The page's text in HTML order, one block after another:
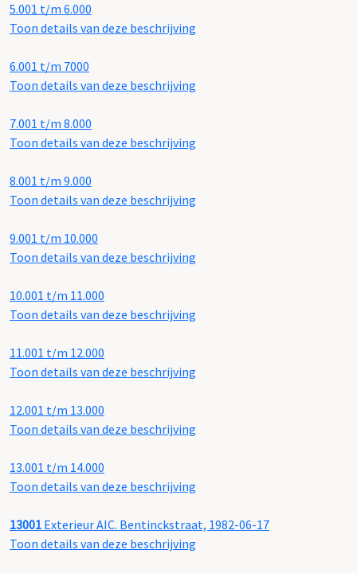
5.001 t/m 6.000
Toon details van deze beschrijving
6.001 t/m 7000
Toon details van deze beschrijving
7.001 t/m 8.000
Toon details van deze beschrijving
8.001 t/m 9.000
Toon details van deze beschrijving
9.001 t/m 10.000
Toon details van deze beschrijving
10.001 t/m 11.000
Toon details van deze beschrijving
11.001 t/m 12.000
Toon details van deze beschrijving
12.001 t/m 13.000
Toon details van deze beschrijving
13.001 t/m 14.000
Toon details van deze beschrijving
13001 Exterieur AIC. Bentinckstraat, 1982-06-17
Toon details van deze beschrijving